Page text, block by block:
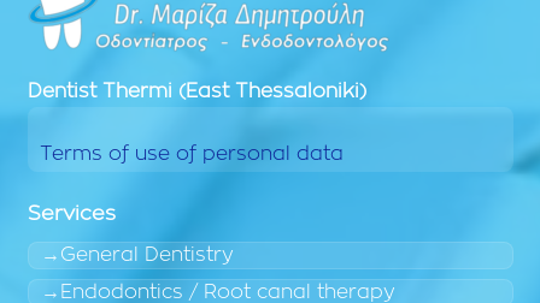
Dentist Thermi (East Thessaloniki)
Terms of use of personal data
Services
General Dentistry
Endodontics / Root canal therapy